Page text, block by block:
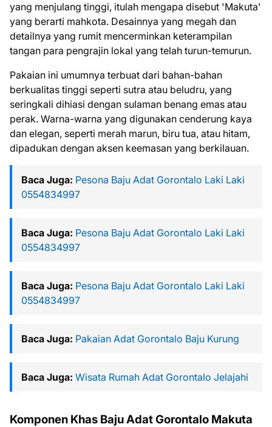
yang menjulang tinggi, itulah mengapa disebut 'Makuta'
yang berarti mahkota. Desainnya yang megah dan
detailnya yang rumit mencerminkan keterampilan
tangan para pengrajin lokal yang telah turun-temurun.
Pakaian ini umumnya terbuat dari bahan-bahan
berkualitas tinggi seperti sutra atau beludru, yang
seringkali dihiasi dengan sulaman benang emas atau
perak. Warna-warna yang digunakan cenderung kaya
dan elegan, seperti merah marun, biru tua, atau hitam,
dipadukan dengan aksen keemasan yang berkilauan.
Baca Juga: Pesona Baju Adat Gorontalo Laki Laki
0554834997
Baca Juga: Pesona Baju Adat Gorontalo Laki Laki
0554834997
Baca Juga: Pesona Baju Adat Gorontalo Laki Laki
0554834997
Baca Juga: Pakaian Adat Gorontalo Baju Kurung
Baca Juga: Wisata Rumah Adat Gorontalo Jelajahi
Komponen Khas Baju Adat Gorontalo Makuta